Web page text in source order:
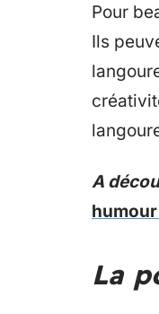
Pour
Ils
A
La